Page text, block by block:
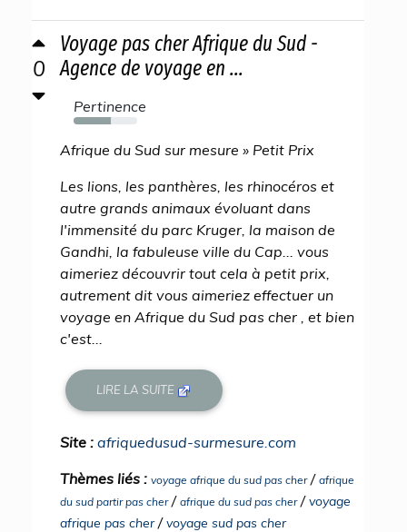
0
Voyage pas cher Afrique du Sud -
Agence de voyage en ...
Pertinence
58%
Afrique du Sud sur mesure » Petit Prix
Les lions, les panthères, les rhinocéros et
autre grands animaux évoluant dans
l'immensité du parc Kruger, la maison de
Gandhi, la fabuleuse ville du Cap... vous
aimeriez découvrir tout cela à petit prix,
autrement dit vous aimeriez effectuer un
voyage en Afrique du Sud pas cher , et bien
c'est...
LIRE LA SUITE
Site : afriquedusud-surmesure.com
Thèmes liés : voyage afrique du sud pas cher/ afrique
du sud partir pas cher/ afrique du sud pas cher/voyage
afrique pas cher/voyage sud pas cher